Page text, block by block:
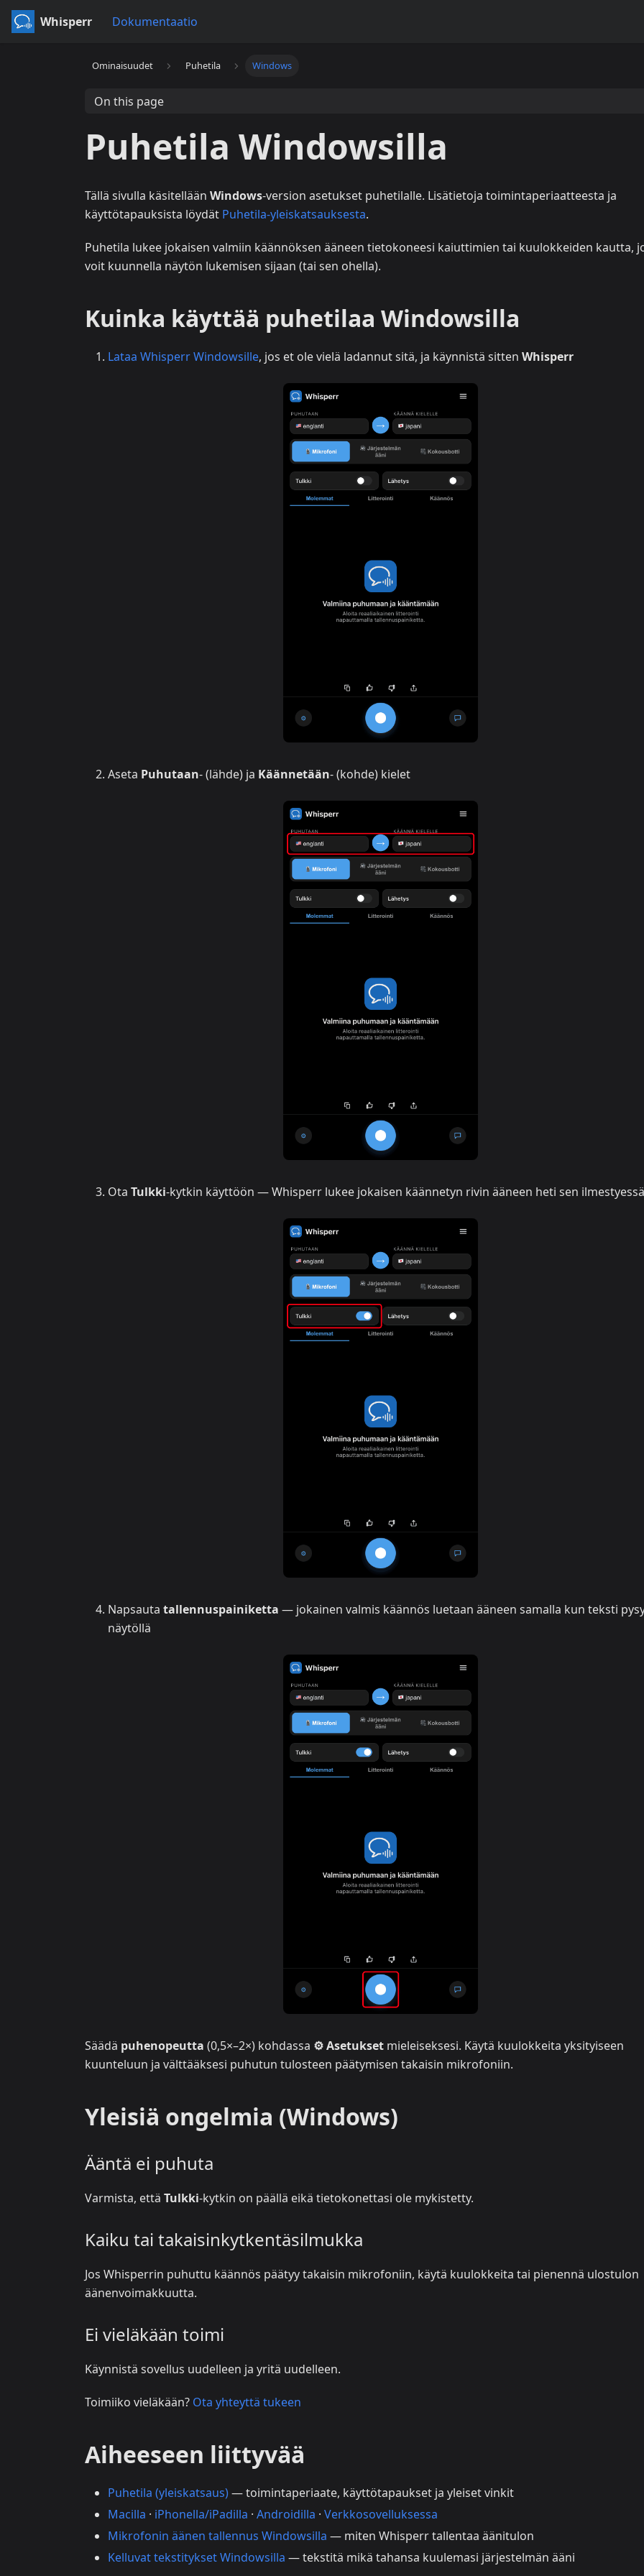
Whisperr Dokumentaatio
Ominaisuudet Puhetila Windows
On this page
Puhetila Windowsilla
Tällä sivulla käsitellään Windows-version asetukset puhetilalle. Lisätietoja toimintaperiaatteesta ja
käyttötapauksista löydät Puhetila-yleiskatsauksesta.
Puhetila lukee jokaisen valmiin käännöksen ääneen tietokoneesi kaiuttimien tai kuulokkeiden kautta,
voit kuunnella näytön lukemisen sijaan (tai sen ohella).
Kuinka käyttää puhetilaa Windowsilla
Lataa Whisperr Windowsille, jos et ole vielä ladannut sitä, ja käynnistä sitten Whisperr
Aseta Puhutaan- (lähde) ja Käännetään- (kohde) kielet
Ota Tulkki-kytkin käyttöön — Whisperr lukee jokaisen käännetyn rivin ääneen heti sen ilmestyessä
Napsauta tallennuspainiketta — jokainen valmis käännös luetaan ääneen samalla kun teksti
näytöllä
Säädä puhenopeutta (0,5×–2×) kohdassa ⚙ Asetukset mieleiseksesi. Käytä kuulokkeita yksityiseen
kuunteluun ja välttääksesi puhutun tulosteen päätymisen takaisin mikrofoniin.
Yleisiä ongelmia (Windows)
Ääntä ei puhuta
Varmista, että Tulkki-kytkin on päällä eikä tietokonettasi ole mykistetty.
Kaiku tai takaisinkytkentäsilmukka
Jos Whisperrin puhuttu käännös päätyy takaisin mikrofoniin, käytä kuulokkeita tai pienennä ulostulon
äänenvoimakkuutta.
Ei vieläkään toimi
Käynnistä sovellus uudelleen ja yritä uudelleen.
Toimiiko vieläkään? Ota yhteyttä tukeen
Aiheeseen liittyvää
Puhetila (yleiskatsaus)— toimintaperiaate, käyttötapaukset ja yleiset vinkit
Macilla · iPhonella/iPadilla · Androidilla · Verkkosovelluksessa
Mikrofonin äänen tallennus Windowsilla — miten Whisperr tallentaa äänitulon
Kelluvat tekstitykset Windowsilla — tekstitä mikä tahansa kuulemasi järjestelmän ääni